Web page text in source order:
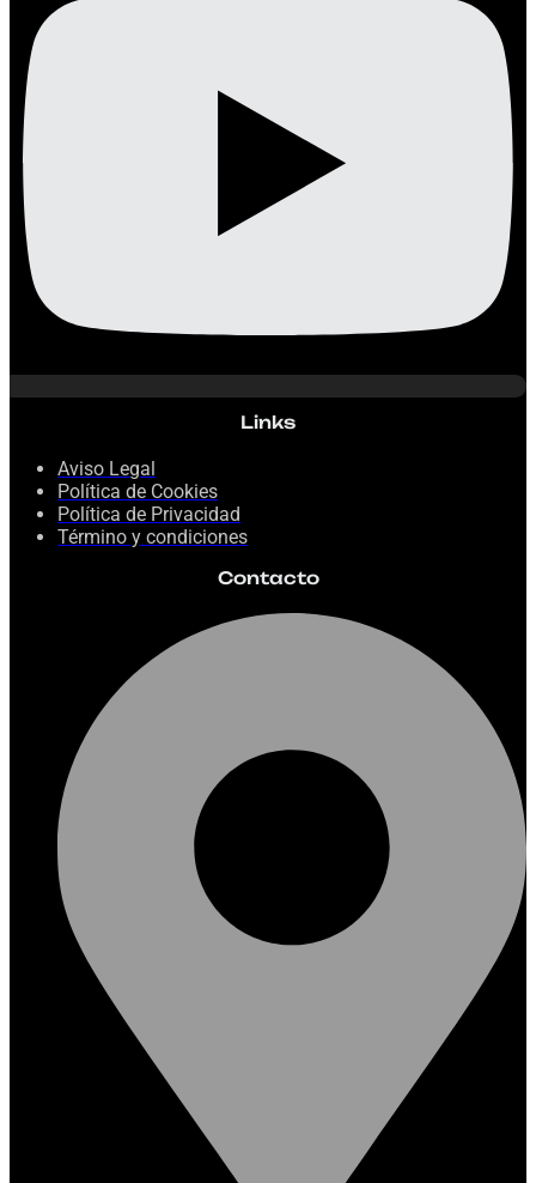
Links
Aviso Legal
Política de Cookies
Política de Privacidad
Término y condiciones
Contacto